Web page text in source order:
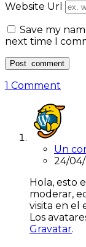
Website Url
Save my
next time I
1 Comment
Un
24/
Hola, esto
moderar,
visita en el
Los
Gravatar.